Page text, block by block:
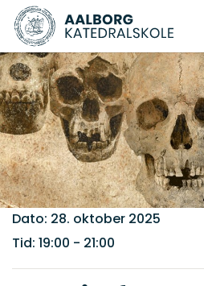
Dato: 28. oktober 2025
Tid: 19:00 - 21:00